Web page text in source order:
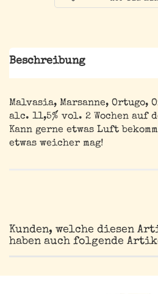
Beschreibung
Malvasia, Marsanne, Ortugo,
alc. 11,5% vol. 2 Wochen auf
Kann gerne etwas Luft
etwas weicher mag!
Kunden, welche diesen
haben auch folgende